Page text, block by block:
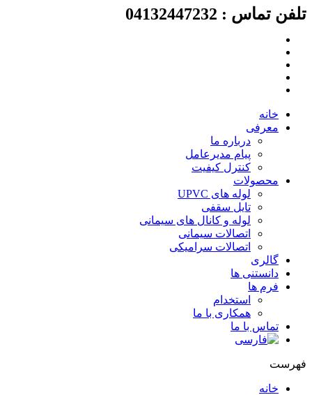
تلفن تماس : 04132447232
خانه
معرفی
درباره ما
پیام مدیرعامل
کنترل کیفیت
محصولات
لوله های UPVC
تایل سقفی
لوله و کانال های سیمانی
اتصالات سیمانی
اتصالات سرامیکی
گالری
دانستنی ها
فرم ها
استخدام
همکاری با ما
تماس با ما
فهرست
خانه